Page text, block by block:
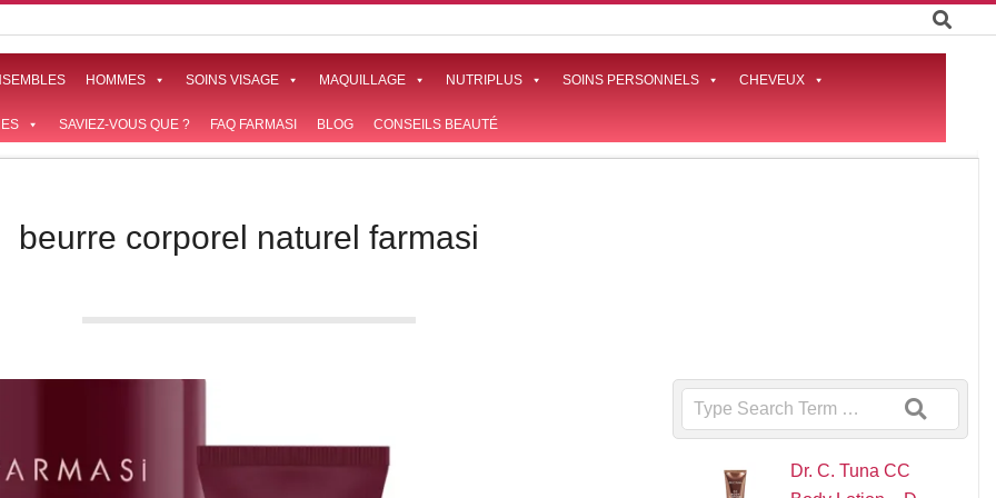
HOMMES SOINS VISAGE MAQUILLAGE NUTRIPLUS SOINS PERSONNELS CHEVEUX
SAVIEZ-VOUS QUE ? FAQ FARMASI BLOG CONSEILS BEAUTÉ
beurre corporel naturel farmasi
Search
Dr. C. Tuna CC